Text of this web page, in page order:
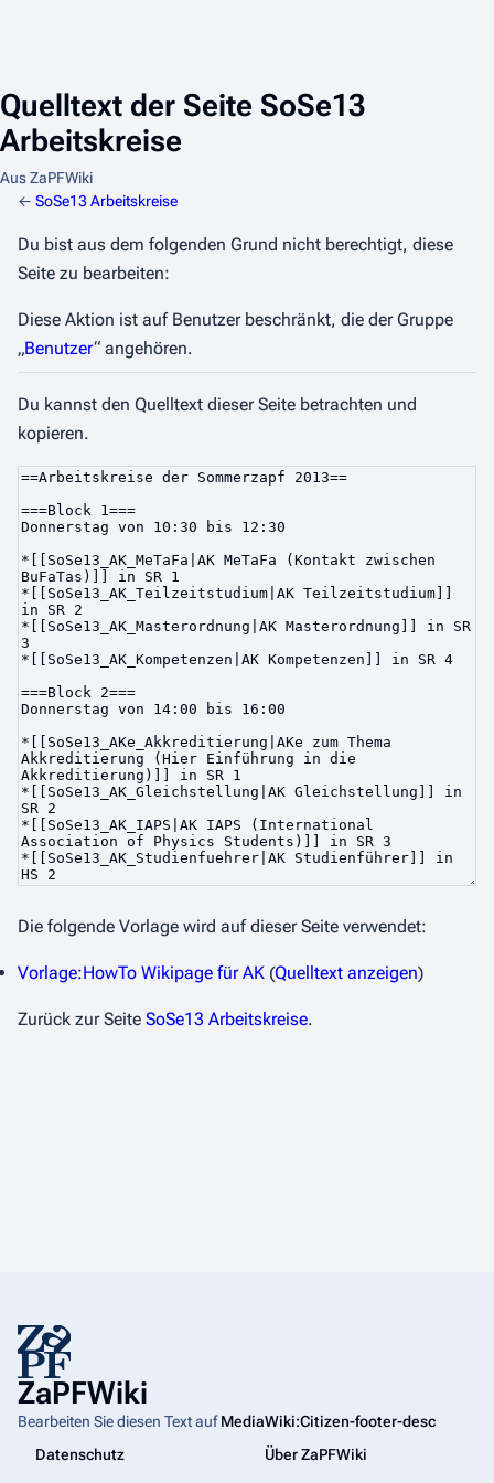
Quelltext der Seite SoSe13
Arbeitskreise
Aus ZaPFWiki
← SoSe13 Arbeitskreise
Du bist aus dem folgenden Grund nicht berechtigt, diese
Seite zu bearbeiten:
Diese Aktion ist auf Benutzer beschränkt, die der Gruppe
„Benutzer“ angehören.
Du kannst den Quelltext dieser Seite betrachten und
kopieren.
Die folgende Vorlage wird auf dieser Seite verwendet:
Vorlage:HowTo Wikipage für AK (Quelltext anzeigen)
Zurück zur Seite SoSe13 Arbeitskreise.
ZaPFWiki
Bearbeiten Sie diesen Text aufMediaWiki:Citizen-footer-desc
Datenschutz
Über ZaPFWiki